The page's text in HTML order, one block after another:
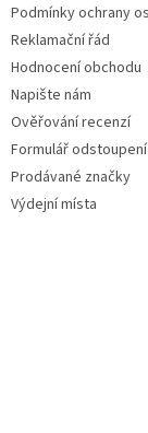
Podmínky ochrany
Reklamační řád
Hodnocení obchodu
Napište nám
Ověřování recenzí
Formulář
Prodávané značky
Výdejní místa